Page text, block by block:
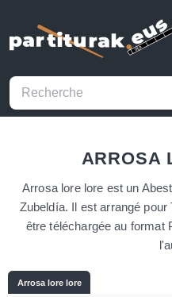
ARROSA
Arrosa lore lore est un
Zubeldía. Il est arrangé
être téléchargée au format
Arrosa lore lore